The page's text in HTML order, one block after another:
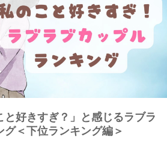
と好きすぎ？」と感じるラブラ
＜下位ランキング編＞